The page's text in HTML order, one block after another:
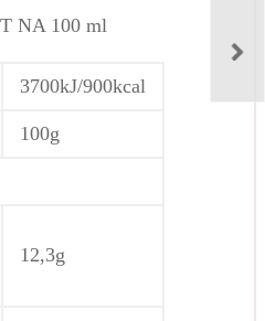
NA 100 ml
3700kJ/900kcal
100g
12,3g